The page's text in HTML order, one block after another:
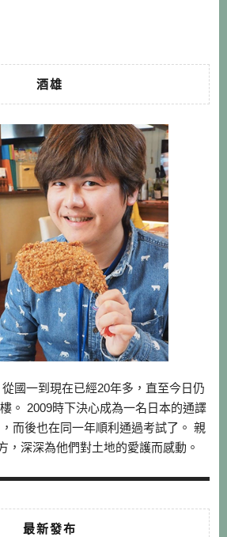
酒雄
國一到現在已經20年多，直至今日仍
。 2009時下決心成為一名日本的通譯
而後也在同一年順利通過考試了。 親
，深深為他們對土地的愛護而感動。
最新發布